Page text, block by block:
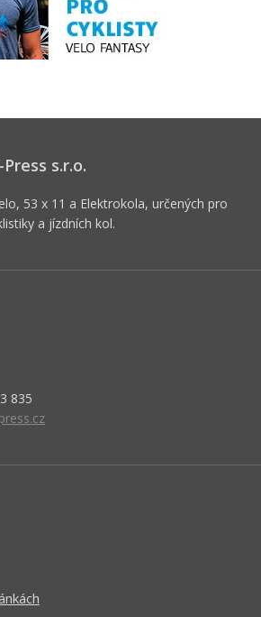
s.r.o.
53 x 11 a Elektrokola, určených pro
a jízdních kol.
835